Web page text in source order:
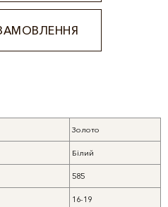
Золото
Білий
585
16-19